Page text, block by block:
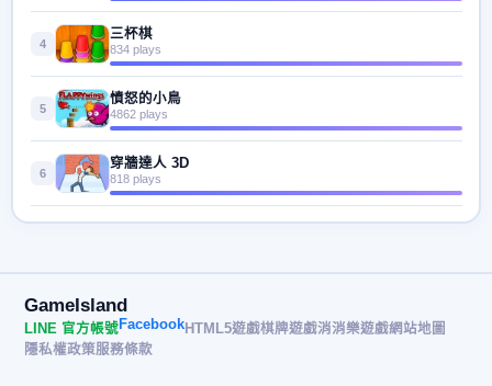
4
三杯棋
834 plays
5
憤怒的小鳥
4862 plays
6
穿牆達人 3D
818 plays
GameIsland
LINE 官方帳號FacebookHTML5遊戲棋牌遊戲消消樂遊戲網站地圖
隱私權政策服務條款